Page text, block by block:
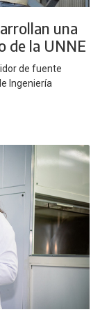
una
de la UNNE
de fuente
Ingeniería